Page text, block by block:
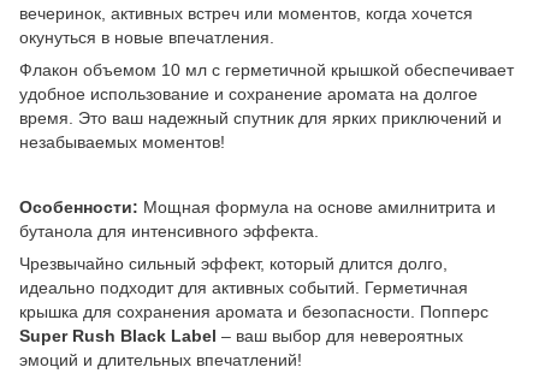
вечеринок, активных встреч или моментов, когда хочется
окунуться в новые впечатления.
Флакон объемом 10 мл с герметичной крышкой обеспечивает
удобное использование и сохранение аромата на долгое
время. Это ваш надежный спутник для ярких приключений и
незабываемых моментов!
Особенности: Мощная формула на основе амилнитрита и
бутанола для интенсивного эффекта.
Чрезвычайно сильный эффект, который длится долго,
идеально подходит для активных событий. Герметичная
крышка для сохранения аромата и безопасности. Попперс
Super Rush Black Label – ваш выбор для невероятных
эмоций и длительных впечатлений!